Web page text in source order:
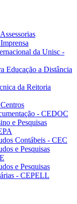
da Unisc -
Educação a Distância
da Reitoria
- CEDOC
e Pesquisas
Contábeis - CEC
e Pesquisas
e Pesquisas
- CEPELL